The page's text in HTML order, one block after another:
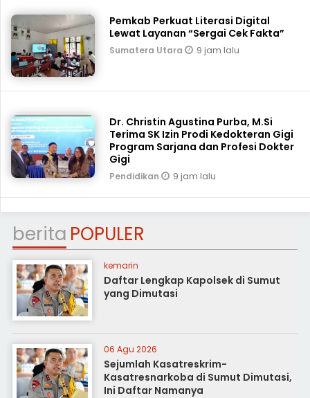
Pemkab Perkuat Literasi Digital
Lewat Layanan “Sergai Cek Fakta”
Sumatera Utara 9 jam lalu
Dr. Christin Agustina Purba, M.Si
Terima SK Izin Prodi Kedokteran Gigi
Program Sarjana dan Profesi Dokter
Gigi
Pendidikan 9 jam lalu
berita POPULER
kemarin
Daftar Lengkap Kapolsek di Sumut
yang Dimutasi
06 Agu 2026
Sejumlah Kasatreskrim-
Kasatresnarkoba di Sumut Dimutasi,
Ini Daftar Namanya